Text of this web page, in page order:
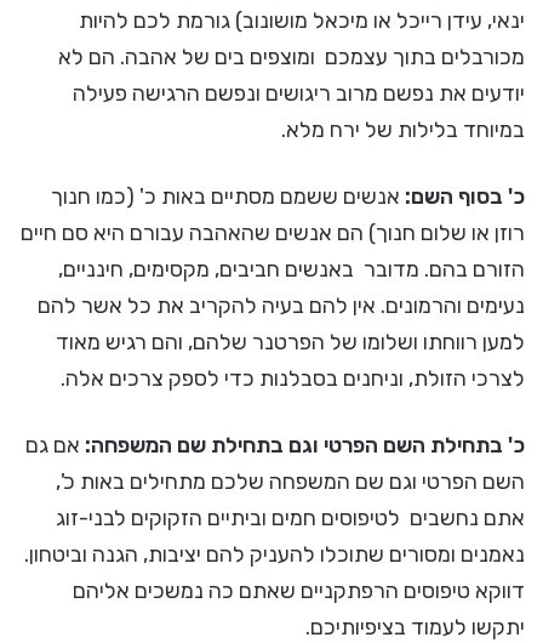
ינאי, עידן רייכל או מיכאל מושונוב) גורמת לכם להיות
מכורבלים בתוך עצמכם ומוצפים בים של אהבה. הם לא
יודעים את נפשם מרוב ריגושים ונפשם הרגישה פעילה
במיוחד בלילות של ירח מלא.
כ' בסוף השם: אנשים ששמם מסתיים באות כ' (כמו חנוך
רוזן או שלום חנוך) הם אנשים שהאהבה עבורם היא סם חיים
הזורם בהם. מדובר באנשים חביבים, מקסימים, חינניים,
נעימים והרמונים. אין להם בעיה להקריב את כל אשר להם
למען רווחתו ושלומו של הפרטנר שלהם, והם רגיש מאוד
לצרכי הזולת, וניחנים בסבלנות כדי לספק צרכים אלה.
כ' בתחילת השם הפרטי וגם בתחילת שם המשפחה: אם גם
השם הפרטי וגם שם המשפחה שלכם מתחילים באות כ',
אתם נחשבים לטיפוסים חמים וביתיים הזקוקים לבני-זוג
נאמנים ומסורים שתוכלו להעניק להם יציבות, הגנה וביטחון.
דווקא טיפוסים הרפתקניים שאתם כה נמשכים אליהם
יתקשו לעמוד בציפיותיכם.